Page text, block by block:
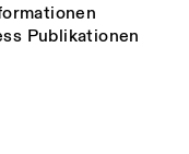
Publikationen